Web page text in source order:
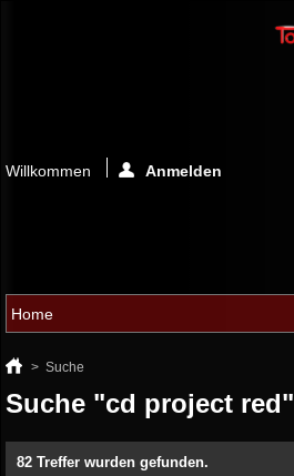
Willkommen Anmelden
> Suche
Suche "cd project red"
82 Treffer wurden gefunden.